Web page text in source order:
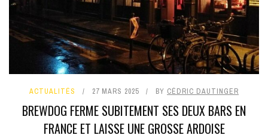
ACTUALITÉS 27 MARS 2025 BY CÉDRIC DAUTINGER
BREWDOG FERME SUBITEMENT SES DEUX BARS EN
FRANCE ET LAISSE UNE GROSSE ARDOISE